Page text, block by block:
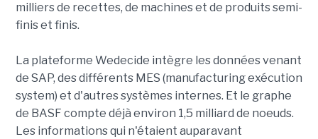
milliers de recettes, de machines et de produits semi-
finis et finis.
La plateforme Wedecide intègre les données venant
de SAP, des différents MES (manufacturing exécution
system) et d'autres systèmes internes. Et le graphe
de BASF compte déjà environ 1,5 milliard de noeuds.
Les informations qui n'étaient auparavant